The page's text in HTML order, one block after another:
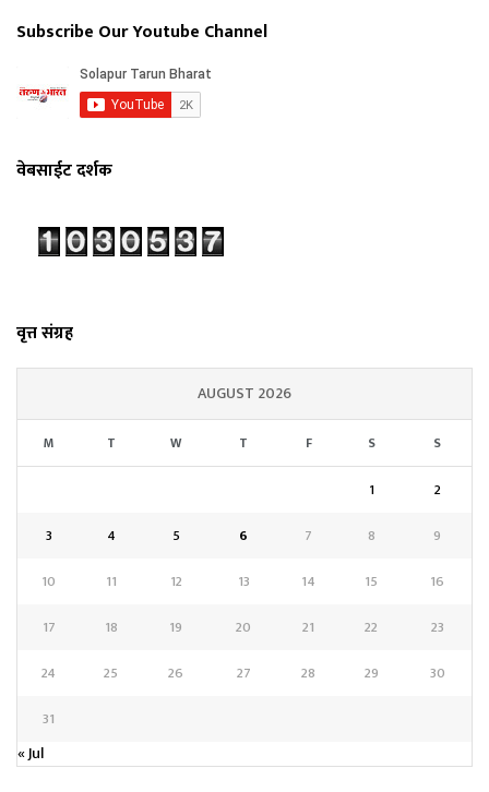
Subscribe Our Youtube Channel
वेबसाईट दर्शक
वृत्त संग्रह
AUGUST 2026
M T W T F S S
1
2
3
4 5 6 7 8
9
10
11 12 13 14 15
16
17
18 19 20 21 22
23
24
25 26 27 28 29
30
31
« Jul